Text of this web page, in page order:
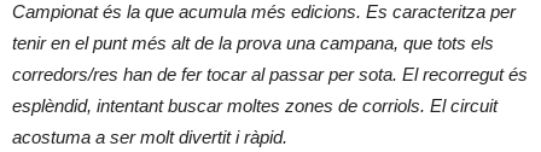
Campionat és la que acumula més edicions. Es caracteritza per
tenir en el punt més alt de la prova una campana, que tots els
corredors/res han de fer tocar al passar per sota. El recorregut és
esplèndid, intentant buscar moltes zones de corriols. El circuit
acostuma a ser molt divertit i ràpid.